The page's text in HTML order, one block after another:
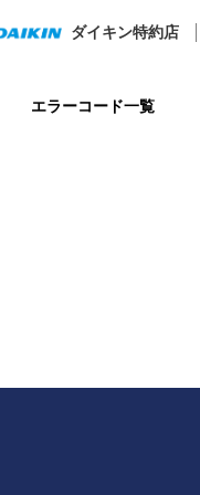
ダイキン特約店
エラーコード一覧